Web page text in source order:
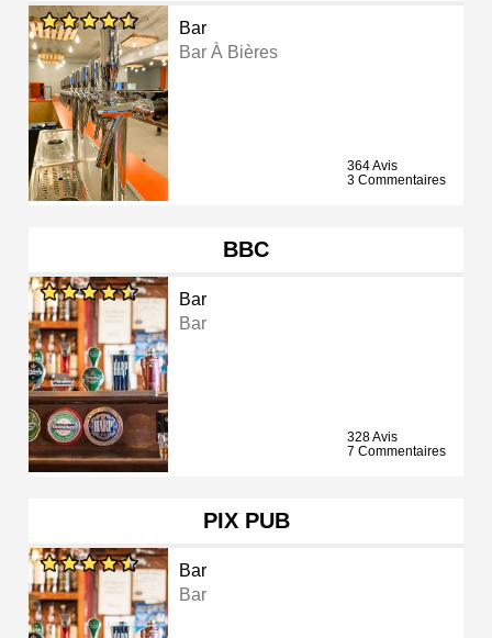
Bar
Bar À Bières
364 Avis
3 Commentaires
BBC
Bar
Bar
328 Avis
7 Commentaires
PIX PUB
Bar
Bar